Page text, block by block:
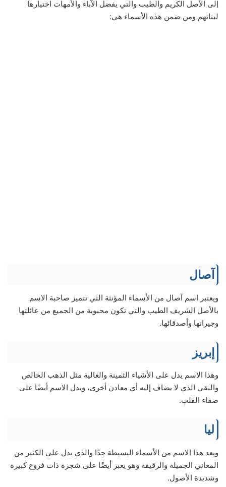
إلى الأصل الكريم والطيب والتي يفضل الآباء والأمهات اختيارها
لبناتهم ومن ضمن هذه الأسماء هي:
آصال
ويعتبر اسم آصال من الأسماء المؤنثة التي تتميز صاحبة الاسم
بالأصل الشريف الطيب والتي تكون محبوبة من الجميع من عائلتها
وجيرانها وأصدقائها.
إبريز
وهذا الاسم يدل على الأشياء الثمينة والغالية مثل الذهب الخالص
والنقي الذي لا يضاف إليه أي معادن أخرى، ويدل الاسم أيضًا على
صفاء القلب.
ليا
ويعد هذا الاسم من الأسماء البسيطة جدًا والذي يدل على الكثير من
المعاني الجميلة والرقيقة وهو يعبر أيضًا على شجرة ذات فروع كبيرة
وشديدة الأصول.